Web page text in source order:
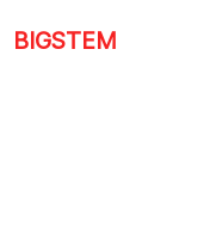
BIGSTEM